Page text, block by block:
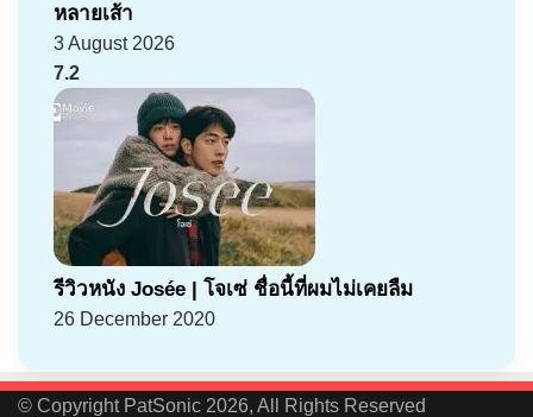
หลายเส้า
3 August 2026
7.2
รีวิวหนัง Josée | โจเซ่ ชื่อนี้ที่ผมไม่เคยลืม
26 December 2020
© Copyright PatSonic 2026, All Rights Reserved